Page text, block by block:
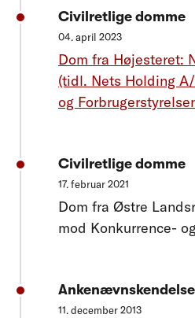
Civilretlige domme
04. april 2023
Dom fra Højesteret:
(tidl. Nets Holding
og
Civilretlige domme
17. februar 2021
Dom fra Østre
mod Konkurrence-
11. december 2013